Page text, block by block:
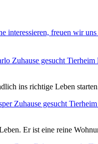
interessieren, freuen wir
ins richtige Leben
Er ist eine reine